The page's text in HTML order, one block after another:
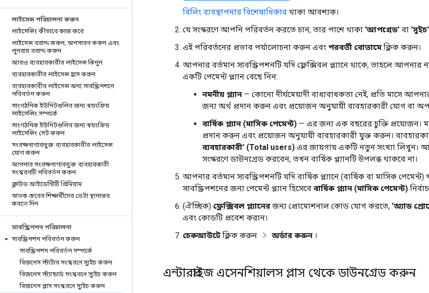
লাইসেন্স পরিচালনা করুন
লাইসেন্সিং কীভাবে কাজ করে
লাইসেন্স বরাদ্দ করুন, অপসারণ করুন এবং
পুনরায় বরাদ্দ করুন
আরও ব্যবহারকারীর লাইসেন্স কিনুন
ব্যবহারকারীর লাইসেন্স হ্রাস করুন
ব্যবহারকারীর লাইসেন্স অন্য সাবস্ক্রিপশনে
পরিবর্তন করুন
সাংগঠনিক ইউনিটগুলির জন্য স্বয়ংক্রিয়
লাইসেন্সিং সম্পর্কে
সাংগঠনিক ইউনিটগুলির জন্য স্বয়ংক্রিয়
লাইসেন্সিং সেট করুন
সংরক্ষণাগারভুক্ত ব্যবহারকারীর লাইসেন্স
যোগ করুন
আপনার সংরক্ষণাগারভুক্ত ব্যবহারকারী
সংস্করণটি পরিবর্তন করুন
ক্লাউড আইডেন্টিটি প্রিমিয়াম
স্নাতক স্তরের শিক্ষার্থীদের ডেটা স্থানান্তর
করতে দিন
সাবস্ক্রিপশন পরিচালনা
সাবস্ক্রিপশন পরিবর্তন করুন
সাবস্ক্রিপশন পরিবর্তন সম্পর্কে
বিজনেস স্টার্টার সংস্করণে স্যুইচ করুন
বিজনেস স্ট্যান্ডার্ড সংস্করণে স্যুইচ করুন
বিজনেস প্লাস সংস্করণে স্যুইচ করুন
বিলিং ব্যবস্থাপনার বিশেষাধিকার থাকা আবশ্যক।
যে সংস্করণে আপনি পরিবর্তন করতে চান, তার পাশে থাকা 'আপগ্রেড' বা
এই পরিবর্তনের প্রভাব পর্যালোচনা করুন এবং পরবর্তী বোতামে ক্লিক করুন।
আপনার বর্তমান সাবস্ক্রিপশনটি যদি ফ্লেক্সিবল প্ল্যানে থাকে, তাহলে আপনার
একটি পেমেন্ট প্ল্যান বেছে নিন:
নমনীয় প্ল্যান — কোনো দীর্ঘমেয়াদী বাধ্যবাধকতা নেই, প্রতি মাসে
জন্য অর্থ প্রদান করুন এবং প্রয়োজন অনুযায়ী ব্যবহারকারী যোগ বা
বার্ষিক প্ল্যান (মাসিক পেমেন্ট) — এর জন্য এক বছরের চুক্তি প্রয়োজন।
প্রদান করুন এবং প্রয়োজন অনুযায়ী ব্যবহারকারী যুক্ত করুন।
ব্যবহারকারী' (Total users) এর জায়গায় একটি নতুন সংখ্যা লিখুন।
সংস্করণে ডাউনগ্রেড করবেন, তখন বার্ষিক প্ল্যানটি উপলব্ধ থাকবে না।
আপনার বর্তমান সাবস্ক্রিপশনটি যদি বার্ষিক প্ল্যানে (বার্ষিক বা মাসিক
সাবস্ক্রিপশনের জন্য পেমেন্ট প্ল্যান হিসেবে বার্ষিক প্ল্যান (মাসিক পেমেন্ট)
(ঐচ্ছিক) ফ্লেক্সিবল প্ল্যানেরজন্য প্রোমোশনাল কোড যোগ করতে, 'অ্যাড
এবং কোডটি প্রবেশ করান।
চেকআউটেক্লিক করুন অর্ডার করুন ।
এন্টারপ্রাইজ এসেনশিয়ালস প্লাস থেকে ডাউনগ্রেড করুন